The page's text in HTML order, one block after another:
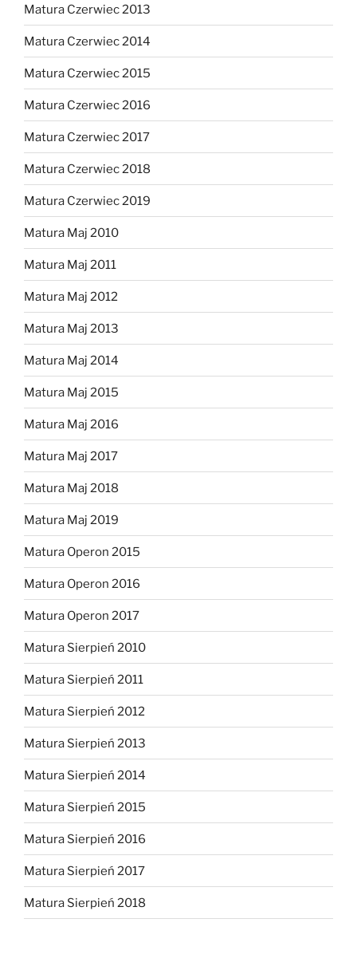
Matura Czerwiec 2013
Matura Czerwiec 2014
Matura Czerwiec 2015
Matura Czerwiec 2016
Matura Czerwiec 2017
Matura Czerwiec 2018
Matura Czerwiec 2019
Matura Maj 2010
Matura Maj 2011
Matura Maj 2012
Matura Maj 2013
Matura Maj 2014
Matura Maj 2015
Matura Maj 2016
Matura Maj 2017
Matura Maj 2018
Matura Maj 2019
Matura Operon 2015
Matura Operon 2016
Matura Operon 2017
Matura Sierpień 2010
Matura Sierpień 2011
Matura Sierpień 2012
Matura Sierpień 2013
Matura Sierpień 2014
Matura Sierpień 2015
Matura Sierpień 2016
Matura Sierpień 2017
Matura Sierpień 2018